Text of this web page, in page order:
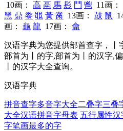
10画： 高 鬲 馬 髟 鬥 鬯 11画：
黑 鼎 黍 黽 黃 黹 13画： 鼓 鼠
画： 龜 龍 17画： 龠
汉语字典为您提供部首查字，丨
部首为丨的字,部首为丨的汉字,
丨的汉字大全查询。
汉语字典
拼音查字多音字大全二叠字三叠
大全汉语拼音字母表 五行属性汉
字笔画最多的字